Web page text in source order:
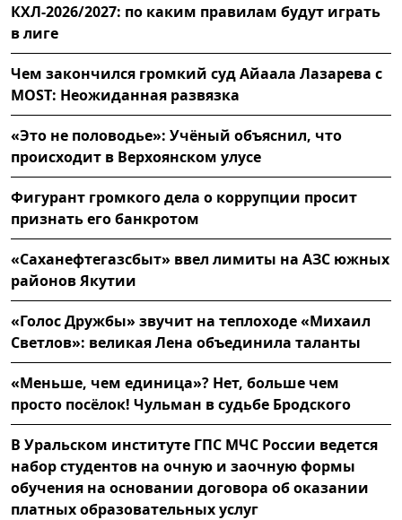
КХЛ-2026/2027: по каким правилам будут играть
в лиге
Чем закончился громкий суд Айаала Лазарева с
MOST: Неожиданная развязка
«Это не половодье»: Учёный объяснил, что
происходит в Верхоянском улусе
Фигурант громкого дела о коррупции просит
признать его банкротом
«Саханефтегазсбыт» ввел лимиты на АЗС южных
районов Якутии
«Голос Дружбы» звучит на теплоходе «Михаил
Светлов»: великая Лена объединила таланты
«Меньше, чем единица»? Нет, больше чем
просто посёлок! Чульман в судьбе Бродского
В Уральском институте ГПС МЧС России ведется
набор студентов на очную и заочную формы
обучения на основании договора об оказании
платных образовательных услуг